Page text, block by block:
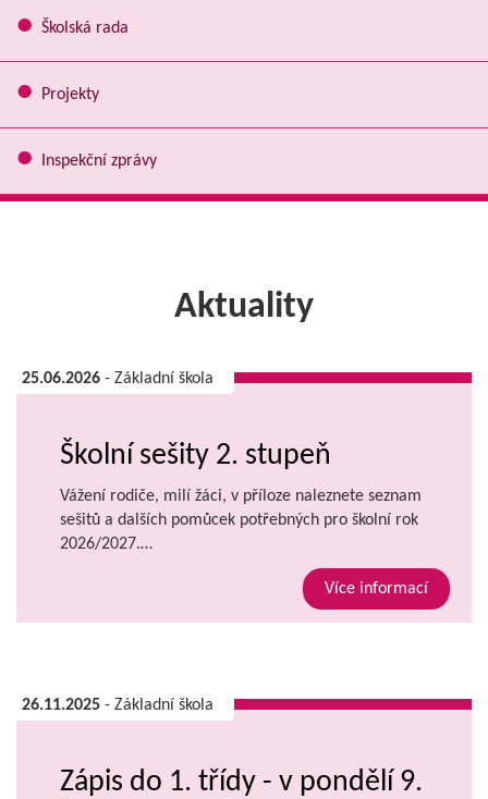
Školská rada
Projekty
Inspekční zprávy
Aktuality
25.06.2026 - Základní škola
Školní sešity 2. stupeň
Vážení rodiče, milí žáci, v příloze naleznete seznam
sešitů a dalších pomůcek potřebných pro školní rok
2026/2027.…
Více informací
26.11.2025 - Základní škola
Zápis do 1. třídy - v pondělí 9.